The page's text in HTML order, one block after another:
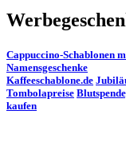
Cappuccino-Schablonen
Namensgeschenke
Kaffeeschablone.de
Tombolapreise
kaufen